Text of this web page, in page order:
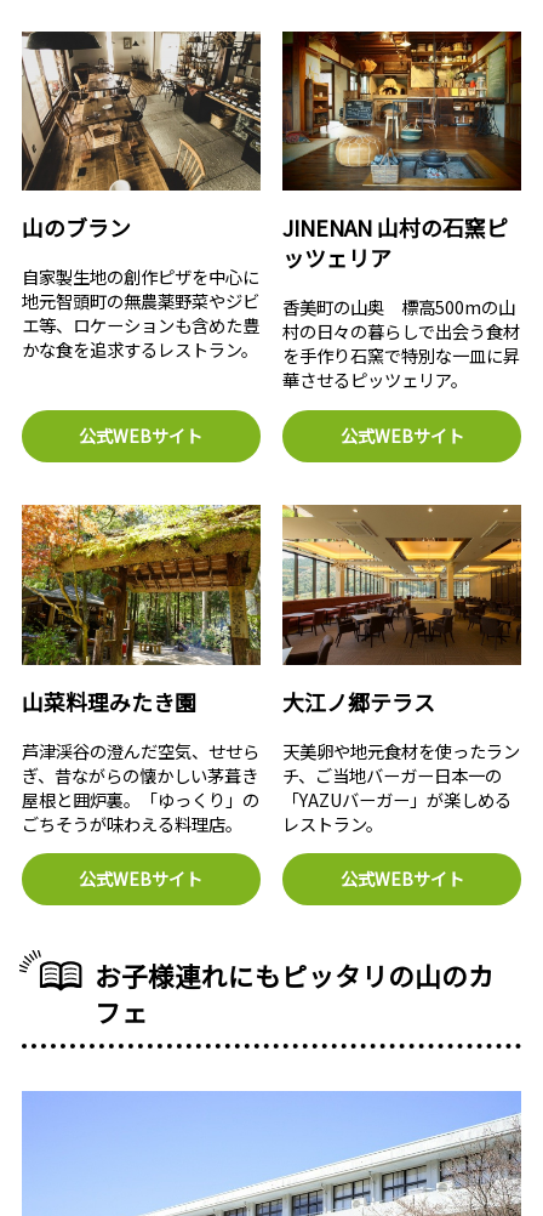
山のブラン
自家製生地の創作ピザを中心に
地元智頭町の無農薬野菜やジビ
エ等、ロケーションも含めた豊
かな食を追求するレストラン。
公式WEBサイト
JINENAN 山村の石窯ピ
ッツェリア
香美町の山奥 標高500mの山
村の日々の暮らしで出会う食材
を手作り石窯で特別な一皿に昇
華させるピッツェリア。
公式WEBサイト
山菜料理みたき園
芦津渓谷の澄んだ空気、せせら
ぎ、昔ながらの懐かしい茅葺き
屋根と囲炉裏。「ゆっくり」の
ごちそうが味わえる料理店。
公式WEBサイト
大江ノ郷テラス
天美卵や地元食材を使ったラン
チ、ご当地バーガー日本一の
「YAZUバーガー」が楽しめる
レストラン。
公式WEBサイト
お子様連れにもピッタリの山のカ
フェ